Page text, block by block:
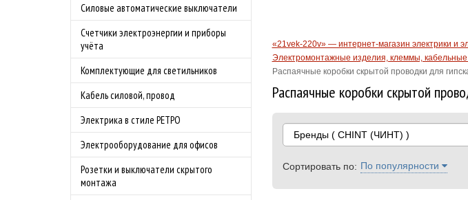
Силовые автоматические выключатели
Счетчики электроэнергии и приборы
учёта
Комплектующие для светильников
Кабель силовой, провод
Электрика в стиле РЕТРО
Электрооборудование для офисов
Розетки и выключатели скрытого
монтажа
шашлыков.
Подробности акции
«21vek-220v» — интернет-магазин электрики и
Электромонтажные изделия, клеммы,
Распаячные коробки скрытой проводки для
Распаячные коробки скрытой
Бренды( CHINT (ЧИНТ) )
Сортировать по: По популярности